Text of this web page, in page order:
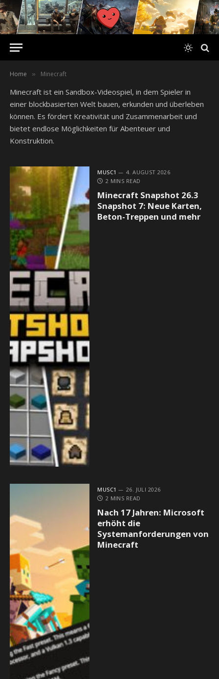
Home » Minecraft
Minecraft ist ein Sandbox-Videospiel, in dem Spieler in
einer blockbasierten Welt bauen, erkunden und überleben
können. Es fördert Kreativität und Zusammenarbeit und
bietet endlose Möglichkeiten für Abenteuer und
Konstruktion.
MUSC1
4. AUGUST 2026
2 MINS READ
Minecraft Snapshot 26.3
Snapshot 7: Neue Karten,
Beton-Treppen und mehr
MUSC1
26. JULI 2026
2 MINS READ
Nach 17 Jahren: Microsoft
erhöht die
Systemanforderungen von
Minecraft